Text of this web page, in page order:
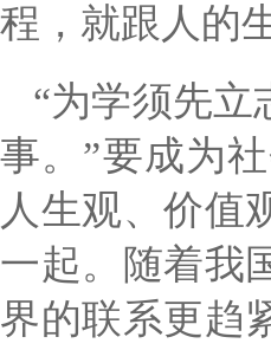
程，就跟人的
“为学须先
事。”要成为
人生观、价值
一起。随着我
界的联系更趋